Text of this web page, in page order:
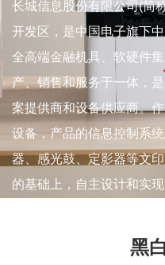
长城信息股份有限公司(简
开发区，是中国电子旗下
全高端金融机具、软硬件
产、销售和服务于一体，
案提供商和设备供应商。
设备，产品的信息控制系
器、感光鼓、定影器等文
的基础上，自主设计和实
黑